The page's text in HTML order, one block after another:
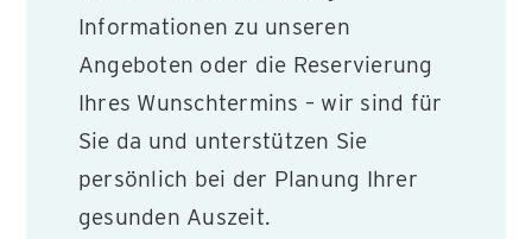
Informationen zu unseren
Angeboten oder die Reservierung
Ihres Wunschtermins – wir sind für
Sie da und unterstützen Sie
persönlich bei der Planung Ihrer
gesunden Auszeit.